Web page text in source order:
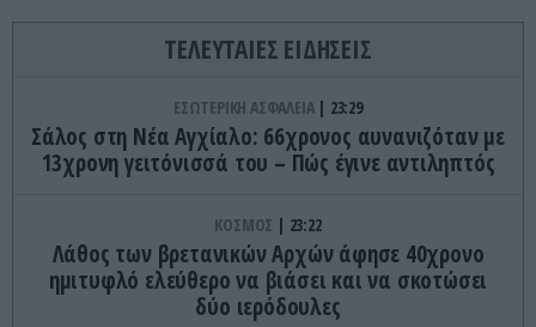
ΤΕΛΕΥΤΑΙΕΣ ΕΙΔΗΣΕΙΣ
ΕΣΩΤΕΡΙΚΗ ΑΣΦΑΛΕΙΑ 23:29
Σάλος στη Νέα Αγχίαλο: 66χρονος αυνανιζόταν με
13χρονη γειτόνισσά του – Πώς έγινε αντιληπτός
ΚΟΣΜΟΣ 23:22
Λάθος των βρετανικών Αρχών άφησε 40χρονο
ημιτυφλό ελεύθερο να βιάσει και να σκοτώσει
δύο ιερόδουλες